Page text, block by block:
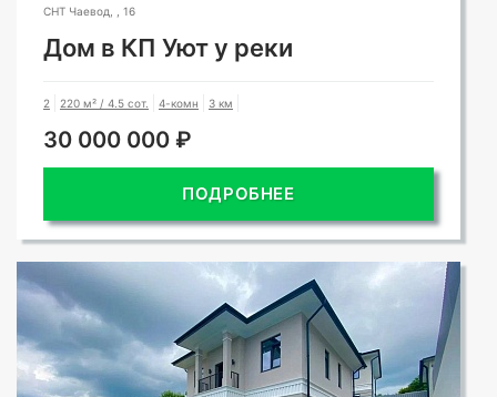
СНТ Чаевод, , 16
Дом в КП Уют у реки
2 220 м² / 4.5 сот. 4-комн 3 км
30 000 000 ₽
ПОДРОБНЕЕ